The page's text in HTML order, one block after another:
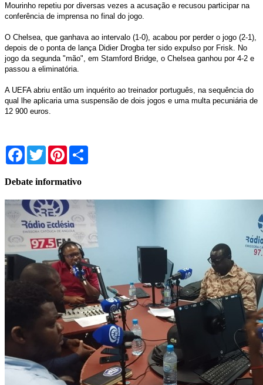
Mourinho repetiu por diversas vezes a acusação e recusou participar na
conferência de imprensa no final do jogo.
O Chelsea, que ganhava ao intervalo (1-0), acabou por perder o jogo (2-1),
depois de o ponta de lança Didier Drogba ter sido expulso por Frisk. No
jogo da segunda "mão", em Stamford Bridge, o Chelsea ganhou por 4-2 e
passou a eliminatória.
A UEFA abriu então um inquérito ao treinador português, na sequência do
qual lhe aplicaria uma suspensão de dois jogos e uma multa pecuniária de
12 900 euros.
Facebook
TwitterPinterest
Debate informativo